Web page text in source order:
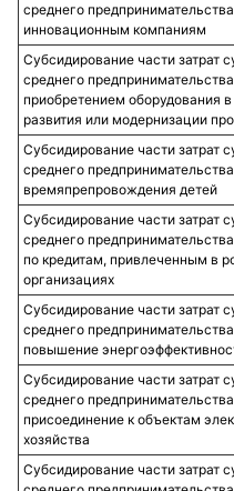
среднего
инновационным компаниям
Субсидирование части затрат
среднего
приобретением оборудования
развития или модернизации
Субсидирование части затрат
среднего
времяпрепровождения детей
Субсидирование части затрат
среднего
по кредитам, привлеченным в
организациях
Субсидирование части затрат
среднего
повышение
Субсидирование части затрат
среднего
присоединение к объектам
хозяйства
Субсидирование части затрат